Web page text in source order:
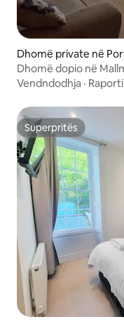
Dhomë private në
Dhomë dopio në
Vendndodhja ·
Superpritës
Superpritës